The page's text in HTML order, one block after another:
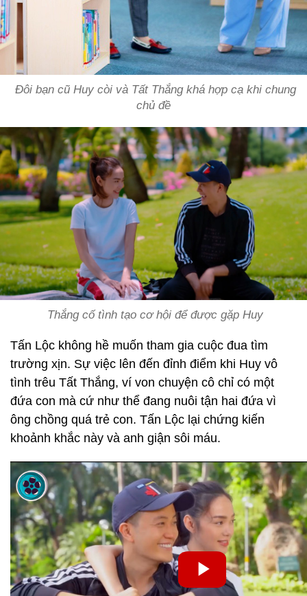
Đôi bạn cũ Huy còi và Tất Thắng khá hợp cạ khi chung
chủ đề
Thắng cố tình tạo cơ hội để được gặp Huy
Tấn Lộc không hề muốn tham gia cuộc đua tìm
trường xịn. Sự việc lên đến đỉnh điểm khi Huy vô
tình trêu Tất Thắng, ví von chuyện cô chỉ có một
đứa con mà cứ như thể đang nuôi tận hai đứa vì
ông chồng quá trẻ con. Tấn Lộc lại chứng kiến
khoảnh khắc này và anh giận sôi máu.